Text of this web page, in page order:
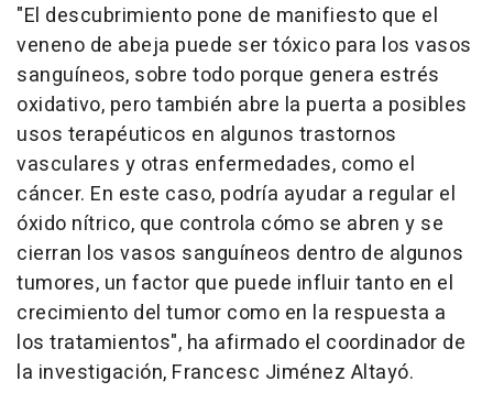
"El descubrimiento pone de manifiesto que el
veneno de abeja puede ser tóxico para los vasos
sanguíneos, sobre todo porque genera estrés
oxidativo, pero también abre la puerta a posibles
usos terapéuticos en algunos trastornos
vasculares y otras enfermedades, como el
cáncer. En este caso, podría ayudar a regular el
óxido nítrico, que controla cómo se abren y se
cierran los vasos sanguíneos dentro de algunos
tumores, un factor que puede influir tanto en el
crecimiento del tumor como en la respuesta a
los tratamientos", ha afirmado el coordinador de
la investigación, Francesc Jiménez Altayó.